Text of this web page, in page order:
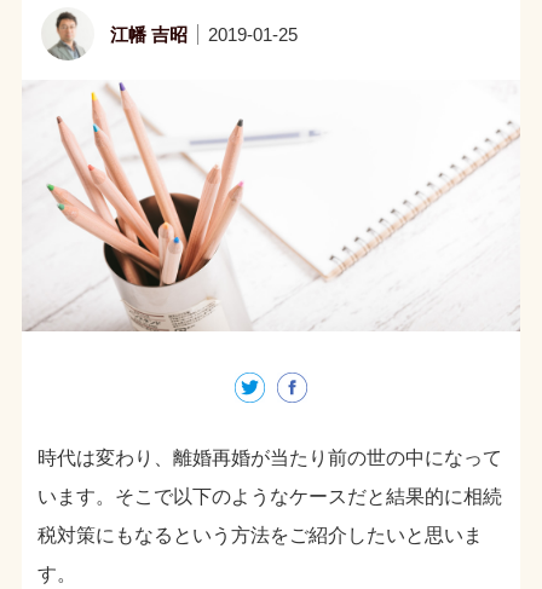
江幡 吉昭 2019-01-25
時代は変わり、離婚再婚が当たり前の世の中になって
います。そこで以下のようなケースだと結果的に相続
税対策にもなるという方法をご紹介したいと思いま
す。